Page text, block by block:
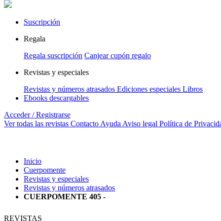
Suscripción
Regala
Regala suscripción Canjear cupón regalo
Revistas y especiales
Revistas y números atrasados Ediciones especiales Libros
Ebooks descargables
Acceder / Registrarse
Ver todas las revistas Contacto Ayuda Aviso legal Política de
Inicio
Cuerpomente
Revistas y especiales
Revistas y números atrasados
CUERPOMENTE 405 -
REVISTAS